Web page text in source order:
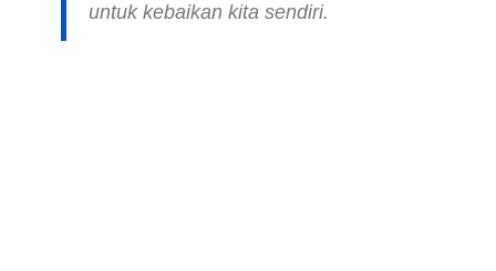
untuk kebaikan kita sendiri.